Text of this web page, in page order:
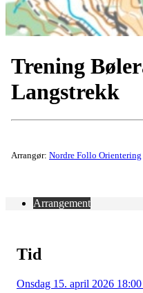
Trening
Langstrekk
Arrangør: Nordre Follo Orientering
Arrangement
Tid
Onsdag 15. april 2026